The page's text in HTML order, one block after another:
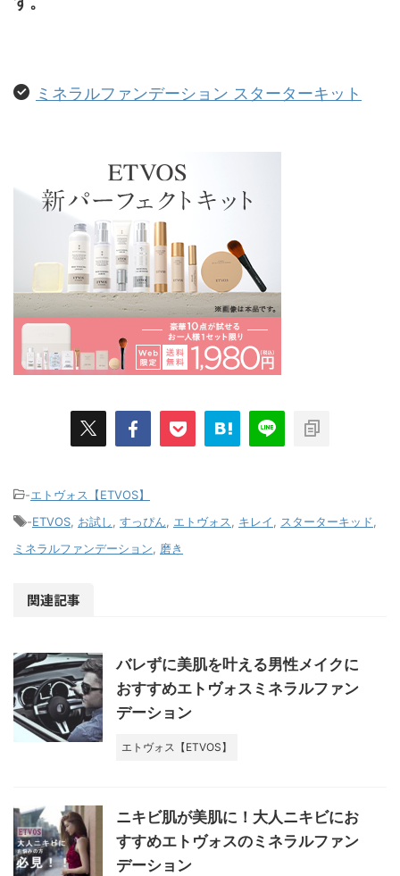
ミネラルファンデーション スターターキット
-エトヴォス【ETVOS】
-ETVOS お試し すっぴん エトヴォス キレイ スターターキッド
ミネラルファンデーション
磨き
関連記事
バレずに美肌を叶える男性メイクに
おすすめエトヴォスミネラルファン
デーション
エトヴォス【ETVOS】
ニキビ肌が美肌に！大人ニキビにお
すすめエトヴォスのミネラルファン
デーション